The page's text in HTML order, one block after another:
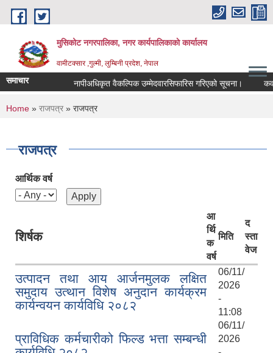
Skip to main content
मुसिकोट नगरपालिका, नगर कार्यपालिकाकाे कार्यालय
वामीटक्सार ,गुल्मी, लुम्बिनी प्रदेश, नेपाल
समाचार नापीअधिकृत वैकल्पिक उम्मेदवारसिफारिस गरिएको सूचना।
You are here
Home » राजपत्र » राजपत्र
राजपत्र
आर्थिक वर्ष
शिर्षक
आ
र्थि
क
वर्ष
मिति
द
स्ता
वेज
उत्पादन तथा आय आर्जनमुलक लक्षित
समुदाय उत्थान विशेष अनुदान कार्यक्रम
कार्यन्वयन कार्यविधि २०८२
06/11/
2026
-
11:08
प्राविधिक कर्मचारीको फिल्ड भत्ता सम्बन्धी
06/11/
2026